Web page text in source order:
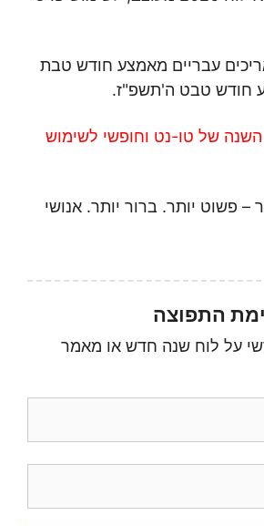
עבריים מאמצע חודש טבת
חודש טבט ה'תשפ"ז.
של טו-נט וחופשי לשימוש
– פשוט יותר. ברור יותר. אנושי
התפוצה
על לוח שנה חדש או מאמר